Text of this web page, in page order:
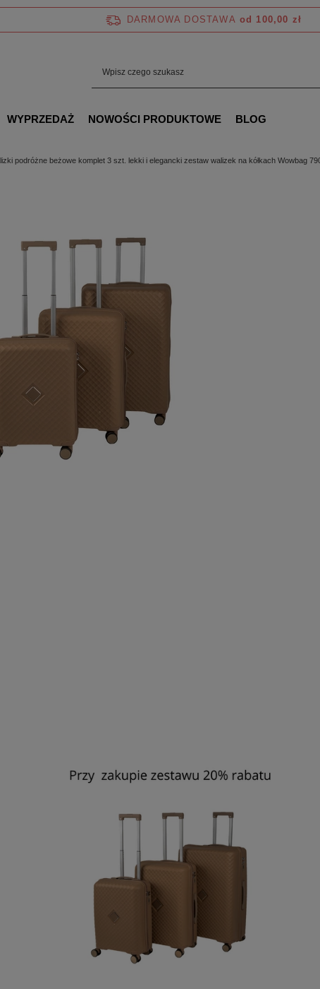
DARMOWA DOSTAWA od 100,00 zł
WYPRZEDAŻ NOWOŚCI PRODUKTOWE BLOG
podróżne beżowe komplet 3 szt. lekki i elegancki zestaw walizek na kółkach Wowbag